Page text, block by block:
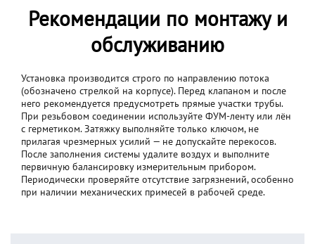
Рекомендации по монтажу и
обслуживанию
Установка производится строго по направлению потока
(обозначено стрелкой на корпусе). Перед клапаном и после
него рекомендуется предусмотреть прямые участки трубы.
При резьбовом соединении используйте ФУМ-ленту или лён
с герметиком. Затяжку выполняйте только ключом, не
прилагая чрезмерных усилий — не допускайте перекосов.
После заполнения системы удалите воздух и выполните
первичную балансировку измерительным прибором.
Периодически проверяйте отсутствие загрязнений, особенно
при наличии механических примесей в рабочей среде.